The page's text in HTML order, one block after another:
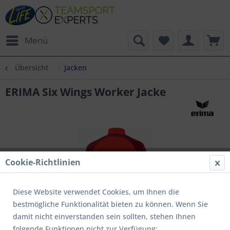
Menü
Übersicht Jacken
ERIMA Six Wings Worker Jacke
Cookie-Richtlinien
Diese Website verwendet Cookies, um Ihnen die
bestmögliche Funktionalität bieten zu können. Wenn Sie
damit nicht einverstanden sein sollten, stehen Ihnen